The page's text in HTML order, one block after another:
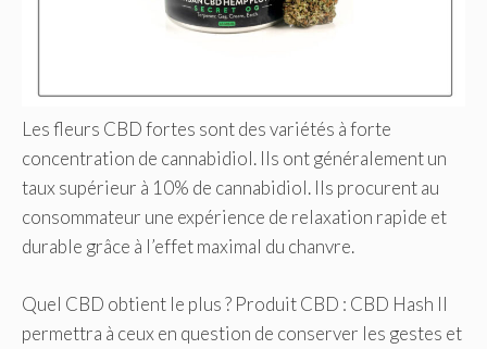
Les fleurs CBD fortes sont des variétés à forte
concentration de cannabidiol. Ils ont généralement un
taux supérieur à 10% de cannabidiol. Ils procurent au
consommateur une expérience de relaxation rapide et
durable grâce à l’effet maximal du chanvre.
Quel CBD obtient le plus ? Produit CBD : CBD Hash Il
permettra à ceux en question de conserver les gestes et